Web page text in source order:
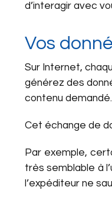
d’interagir avec
Vos
Sur Internet,
générez des
contenu demandé.
Cet échange de
Par exemple,
très semblable à
l’expéditeur ne